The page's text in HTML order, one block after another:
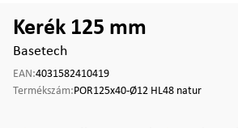
Kerék 125 mm
Basetech
EAN:4031582410419
Termékszám:POR125x40-Ø12 HL48 natur